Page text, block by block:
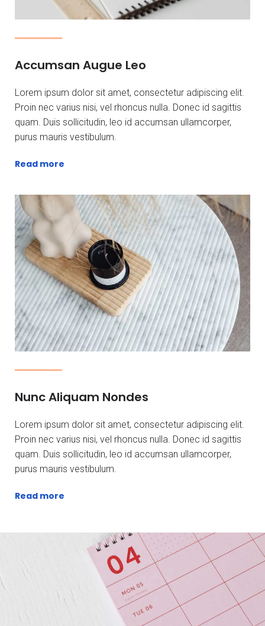
Accumsan Augue Leo
Lorem ipsum dolor sit amet, consectetur adipiscing elit.
Proin nec varius nisi, vel rhoncus nulla. Donec id sagittis
quam. Duis sollicitudin, leo id accumsan ullamcorper,
purus mauris vestibulum.
Read more
Nunc Aliquam Nondes
Lorem ipsum dolor sit amet, consectetur adipiscing elit.
Proin nec varius nisi, vel rhoncus nulla. Donec id sagittis
quam. Duis sollicitudin, leo id accumsan ullamcorper,
purus mauris vestibulum.
Read more